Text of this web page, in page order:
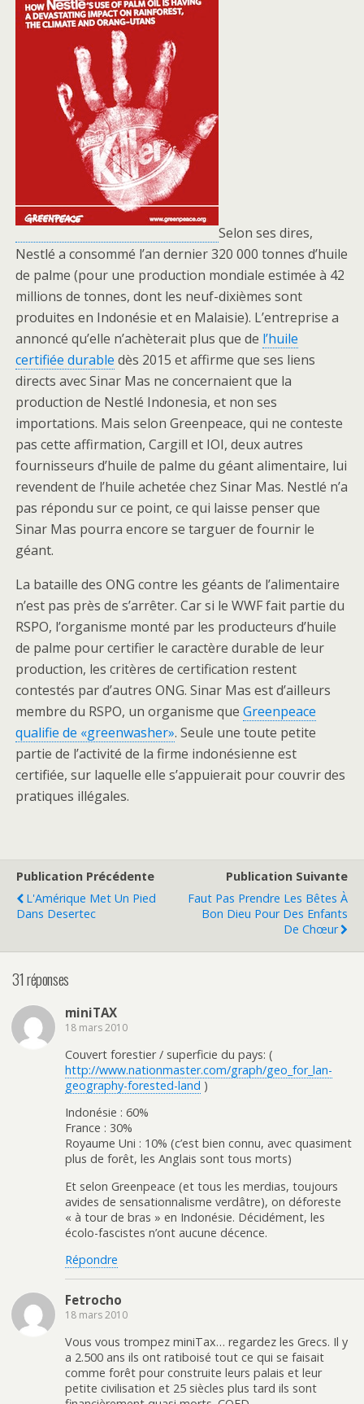
Selon ses dires,
Nestlé a consommé l’an dernier 320 000 tonnes d’huile
de palme (pour une production mondiale estimée à 42
millions de tonnes, dont les neuf-dixièmes sont
produites en Indonésie et en Malaisie). L’entreprise a
annoncé qu’elle n’achèterait plus que de l’huile
certifiée durable dès 2015 et affirme que ses liens
directs avec Sinar Mas ne concernaient que la
production de Nestlé Indonesia, et non ses
importations. Mais selon Greenpeace, qui ne conteste
pas cette affirmation, Cargill et IOI, deux autres
fournisseurs d’huile de palme du géant alimentaire, lui
revendent de l’huile achetée chez Sinar Mas. Nestlé n’a
pas répondu sur ce point, ce qui laisse penser que
Sinar Mas pourra encore se targuer de fournir le
géant.
La bataille des ONG contre les géants de l’alimentaire
n’est pas près de s’arrêter. Car si le WWF fait partie du
RSPO, l’organisme monté par les producteurs d’huile
de palme pour certifier le caractère durable de leur
production, les critères de certification restent
contestés par d’autres ONG. Sinar Mas est d’ailleurs
membre du RSPO, un organisme que Greenpeace
qualifie de «greenwasher». Seule une toute petite
partie de l’activité de la firme indonésienne est
certifiée, sur laquelle elle s’appuierait pour couvrir des
pratiques illégales.
Publication Précédente
L'Amérique Met Un Pied
Dans Desertec
Publication Suivante
Faut Pas Prendre Les Bêtes À
Bon Dieu Pour Des Enfants
De Chœur
31 réponses
miniTAX
18 mars 2010
Couvert forestier / superficie du pays: (
http://www.nationmaster.com/graph/geo_for_lan-
geography-forested-land )
Indonésie : 60%
France : 30%
Royaume Uni : 10% (c’est bien connu, avec quasiment
plus de forêt, les Anglais sont tous morts)
Et selon Greenpeace (et tous les merdias, toujours
avides de sensationnalisme verdâtre), on déforeste
« à tour de bras » en Indonésie. Décidément, les
écolo-fascistes n’ont aucune décence.
Répondre
Fetrocho
18 mars 2010
Vous vous trompez miniTax… regardez les Grecs. Il y
a 2.500 ans ils ont ratiboisé tout ce qui se faisait
comme forêt pour construite leurs palais et leur
petite civilisation et 25 siècles plus tard ils sont